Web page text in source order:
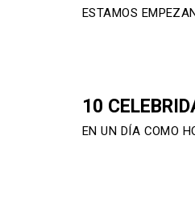
ESTAMOS
10
EN UN DÍA COMO